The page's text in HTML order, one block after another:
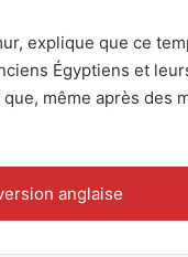
explique que ce
Égyptiens et
même après des
anglaise